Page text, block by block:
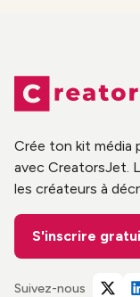
Crée ton kit média
avec CreatorsJet.
les créateurs à
S'inscrire
Suivez-nous